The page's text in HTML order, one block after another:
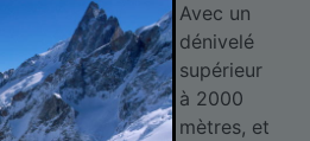
Avec un
dénivelé
supérieur
à 2000
mètres, et